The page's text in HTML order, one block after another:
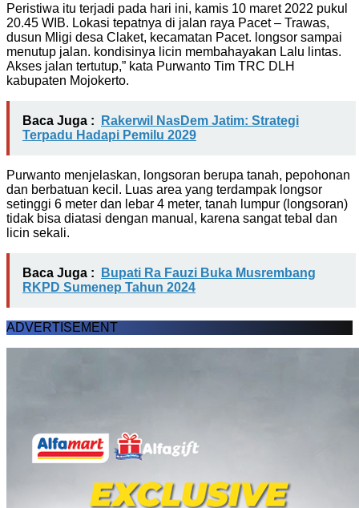
Peristiwa itu terjadi pada hari ini, kamis 10 maret 2022 pukul
20.45 WIB. Lokasi tepatnya di jalan raya Pacet – Trawas,
dusun Mligi desa Claket, kecamatan Pacet. longsor sampai
menutup jalan. kondisinya licin membahayakan Lalu lintas.
Akses jalan tertutup,” kata Purwanto Tim TRC DLH
kabupaten Mojokerto.
Baca Juga :
Rakerwil NasDem Jatim: Strategi
Terpadu Hadapi Pemilu 2029
Purwanto menjelaskan, longsoran berupa tanah, pepohonan
dan berbatuan kecil. Luas area yang terdampak longsor
setinggi 6 meter dan lebar 4 meter, tanah lumpur (longsoran)
tidak bisa diatasi dengan manual, karena sangat tebal dan
licin sekali.
Baca Juga :
Bupati Ra Fauzi Buka Musrembang
RKPD Sumenep Tahun 2024
ADVERTISEMENT